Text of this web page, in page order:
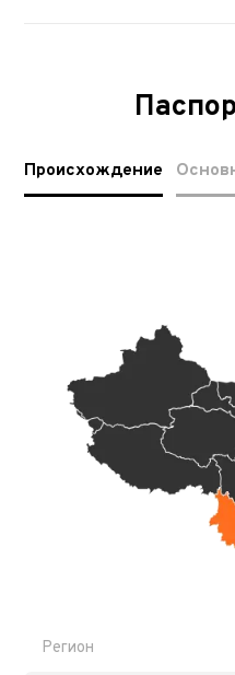
Происхождение
Регион